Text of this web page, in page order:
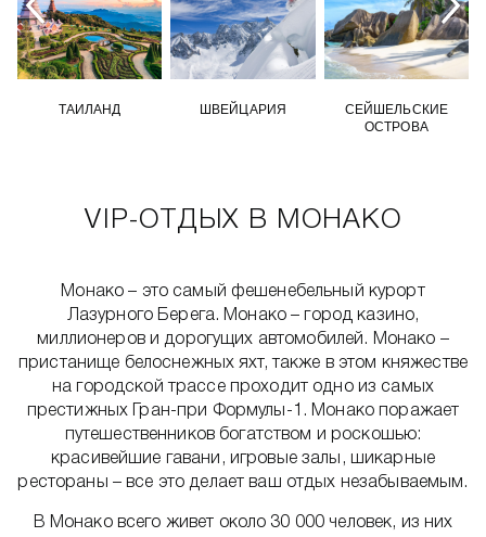
ТАИЛАНД ШВЕЙЦАРИЯ
СЕЙШЕЛЬСКИЕ
ОСТРОВА
VIP-ОТДЫХ В МОНАКО
Монако – это самый фешенебельный курорт
Лазурного Берега. Монако – город казино,
миллионеров и дорогущих автомобилей. Монако –
пристанище белоснежных яхт, также в этом княжестве
на городской трассе проходит одно из самых
престижных Гран-при Формулы-1. Монако поражает
путешественников богатством и роскошью:
красивейшие гавани, игровые залы, шикарные
рестораны – все это делает ваш отдых незабываемым.
В Монако всего живет около 30 000 человек, из них